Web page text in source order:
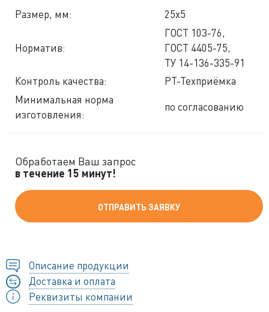
Размер, мм:
25x5
Норматив:
ГОСТ 103-76,
ГОСТ 4405-75,
ТУ 14-136-335-91
Контроль качества:
РТ-Техприёмка
Минимальная норма
изготовления:
по согласованию
Обработаем Ваш запрос
в течение 15 минут!
ОТПРАВИТЬ ЗАЯВКУ
Описание продукции
Доставка и оплата
Реквизиты компании